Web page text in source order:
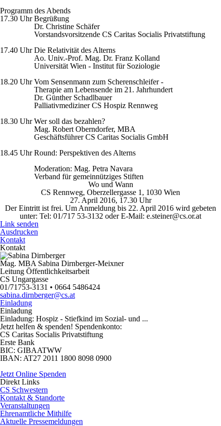
Programm des Abends
17.30 Uhr Begrüßung
Dr. Christine Schäfer
Vorstandsvorsitzende CS Caritas Socialis Privatstiftung
17.40 Uhr Die Relativität des Alterns
Ao. Univ.-Prof. Mag. Dr. Franz Kolland
Universität Wien - Institut für Soziologie
18.20 Uhr Vom Sensenmann zum Scherenschleifer -
Therapie am Lebensende im 21. Jahrhundert
Dr. Günther Schadlbauer
Palliativmediziner CS Hospiz Rennweg
18.30 Uhr Wer soll das bezahlen?
Mag. Robert Oberndorfer, MBA
Geschäftsführer CS Caritas Socialis GmbH
18.45 Uhr Round: Perspektiven des Alterns
Moderation: Mag. Petra Navara
Verband für gemeinnütziges Stiften
Wo und Wann
CS Rennweg, Oberzellergasse 1, 1030 Wien
27. April 2016, 17.30 Uhr
Der Eintritt ist frei. Um Anmeldung bis 22. April 2016 wird gebeten
unter: Tel: 01/717 53-3132 oder E-Mail: e.steiner@cs.or.at
Link senden
Ausdrucken
Kontakt
Kontakt
Mag. MBA Sabina Dirnberger-Meixner
Leitung Öffentlichkeitsarbeit
CS Ungargasse
01/71753-3131 • 0664 5486424
sabina.dirnberger@cs.at
Einladung
Einladung
Einladung: Hospiz - Stiefkind im Sozial- und ...
Jetzt helfen & spenden! Spendenkonto:
CS Caritas Socialis Privatstiftung
Erste Bank
BIC: GIBAATWW
IBAN: AT27 2011 1800 8098 0900
Jetzt Online Spenden
Direkt Links
CS Schwestern
Kontakt & Standorte
Veranstaltungen
Ehrenamtliche Mithilfe
Aktuelle Pressemeldungen